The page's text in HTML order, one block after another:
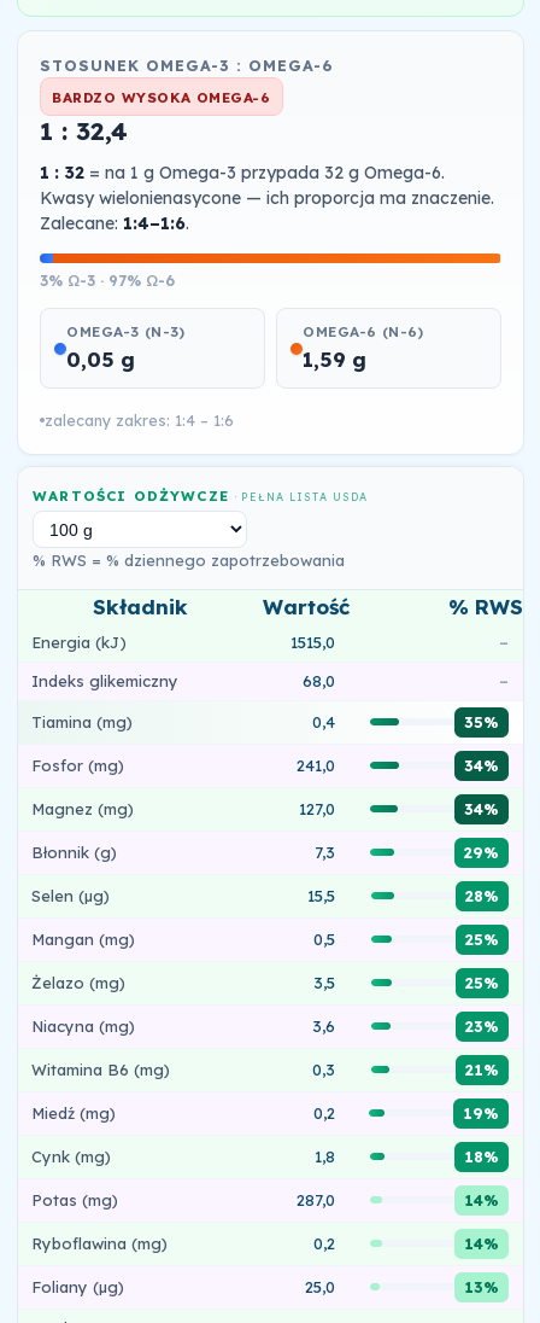
STOSUNEK OMEGA-3 : OMEGA-6
BARDZO WYSOKA OMEGA-6
1 : 32,4
1 : 32= na 1 g Omega-3 przypada 32 g Omega-6.
Kwasy wielonienasycone — ich proporcja ma znaczenie.
Zalecane: 1:4–1:6.
3% Ω-3 · 97% Ω-6
OMEGA-3 (N-3)
0,05 g
OMEGA-6 (N-6)
1,59 g
zalecany zakres: 1:4 – 1:6
WARTOŚCI ODŻYWCZE· PEŁNA LISTA USDA
% RWS = % dziennego zapotrzebowania
Składnik Wartość % RWS
Energia (kJ) 1515,0
–
Indeks glikemiczny
68,0 –
Tiamina (mg) 0,4 35%
Fosfor (mg) 241,0 34%
Magnez (mg) 127,0 34%
Błonnik (g) 7,3 29%
Selen (µg) 15,5 28%
Mangan (mg) 0,5 25%
Żelazo (mg) 3,5 25%
Niacyna (mg) 3,6 23%
Witamina B6 (mg) 0,3 21%
Miedź (mg) 0,2 19%
Cynk (mg) 1,8 18%
Potas (mg) 287,0 14%
Ryboflawina (mg) 0,2 14%
Foliany (µg) 25,0 13%